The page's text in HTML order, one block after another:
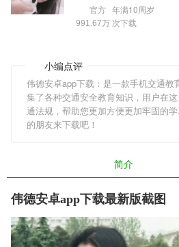
官方 年满10周岁
991.67万 次下载
小编点评
伟德安卓app下载：是一款手机交通教
集了各种交通安全教育知识，用户在
通法规，帮助您更加方便更加牢固的
的朋友来下载吧！
简介
伟德安卓app下载最新版截图